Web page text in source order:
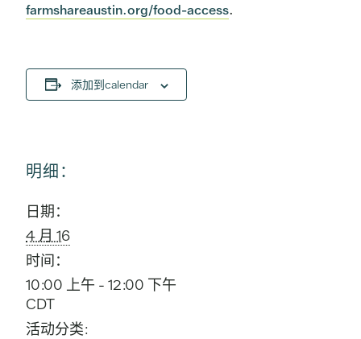
farmshareaustin.org/food-access.
添加到calendar
明细：
日期：
4 月 16
时间：
10:00 上午 - 12:00 下午
CDT
活动分类: